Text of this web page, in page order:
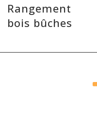
Rangement
bois bûches